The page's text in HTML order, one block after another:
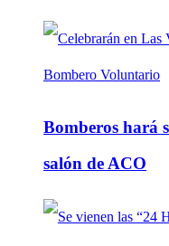
Bomberos hará
salón de ACO